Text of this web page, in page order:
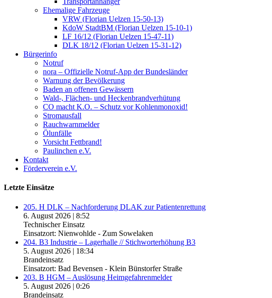
Ehemalige Fahrzeuge
VRW (Florian Uelzen 15-50-13)
KdoW StadtBM (Florian Uelzen 15-10-1)
LF 16/12 (Florian Uelzen 15-47-11)
DLK 18/12 (Florian Uelzen 15-31-12)
Bürgerinfo
Notruf
nora – Offizielle Notruf-App der Bundesländer
Warnung der Bevölkerung
Baden an offenen Gewässern
Wald-, Flächen- und Heckenbrandverhütung
CO macht K.O. – Schutz vor Kohlenmonoxid!
Stromausfall
Rauchwarnmelder
Ölunfälle
Vorsicht Fettbrand!
Paulinchen e.V.
Kontakt
Förderverein e.V.
Letzte Einsätze
205. H DLK – Nachforderung DLAK zur Patientenrettung
6. August 2026 | 8:52
Technischer Einsatz
Einsatzort: Nienwohlde - Zum Sowelaken
204. B3 Industrie – Lagerhalle // Stichworterhöhung B3
5. August 2026 | 18:34
Brandeinsatz
Einsatzort: Bad Bevensen - Klein Bünstorfer Straße
203. B HGM – Auslösung Heimgefahrenmelder
5. August 2026 | 0:26
Brandeinsatz